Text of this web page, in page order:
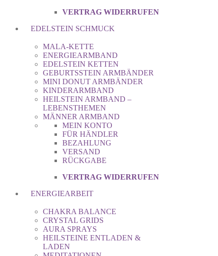
VERTRAG WIDERRUFEN
EDELSTEIN SCHMUCK
MALA-KETTE
ENERGIEARMBAND
EDELSTEIN KETTEN
GEBURTSSTEIN ARMBÄNDER
MINI DONUT ARMBÄNDER
KINDERARMBAND
HEILSTEIN ARMBAND –
LEBENSTHEMEN
MÄNNER ARMBAND
MEIN KONTO
FÜR HÄNDLER
BEZAHLUNG
VERSAND
RÜCKGABE
VERTRAG WIDERRUFEN
ENERGIEARBEIT
CHAKRA BALANCE
CRYSTAL GRIDS
AURA SPRAYS
HEILSTEINE ENTLADEN &
LADEN